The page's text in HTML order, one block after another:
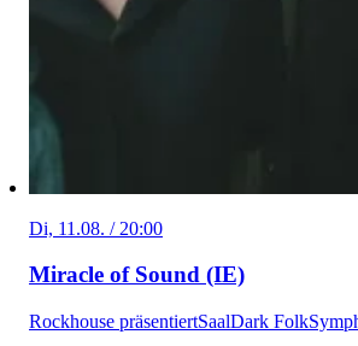
Di, 11.08. / 20:00
Miracle of Sound (IE)
Rockhouse präsentiertSaalDark Folk